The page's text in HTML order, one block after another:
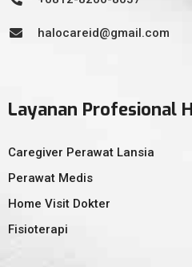
halocareid@gmail.com
Layanan Profesional
Caregiver Perawat Lansia
Perawat Medis
Home Visit Dokter
Fisioterapi